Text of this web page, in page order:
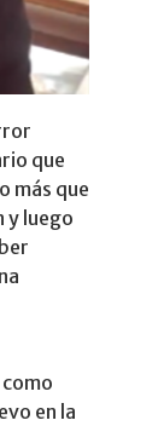
que
más que
y luego
en la